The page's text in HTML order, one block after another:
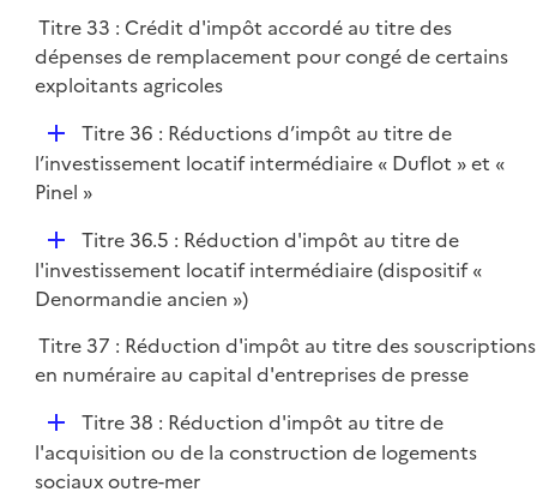
e
r
Titre 33 : Crédit d'impôt accordé au titre des
dépenses de remplacement pour congé de certains
exploitants agricoles
D
é
p
e
r
Titre 36 : Réductions d’impôt au titre de
l’investissement locatif intermédiaire « Duflot » et «
Pinel »
D
é
p
i
e
Titre 36.5 : Réduction d'impôt au titre de
l'investissement locatif intermédiaire (dispositif «
Denormandie ancien »)
Titre 37 : Réduction d'impôt au titre des souscriptions
en numéraire au capital d'entreprises de presse
D
é
p
Titre 38 : Réduction d'impôt au titre de
l'acquisition ou de la construction de logements
sociaux outre-mer